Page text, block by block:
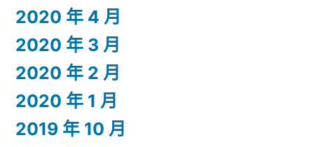
2020 年 4 月
2020 年 3 月
2020 年 2 月
2020 年 1 月
2019 年 10 月